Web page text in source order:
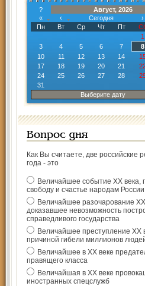
?
Август, 2026
«
‹ Сегодня ›
Пн
Вт Ср Чт Пт
1
3
4 5 6 7 8
10
11 12 13 14
17
18 19 20 21
24
25 26 27 28
31
Выберите дату
Вопрос дня
Как Вы считаете, две российские
года - это
Величайшее событие ХХ века,
свободу и счастье народам России
Величайшее разочарование
доказавшее невозможность
справедливого государства
Величайшее преступление ХХ
причиной гибели миллионов
Величайшее в ХХ веке
правящего класса
Величайшая в ХХ веке
иностранных спецслужб